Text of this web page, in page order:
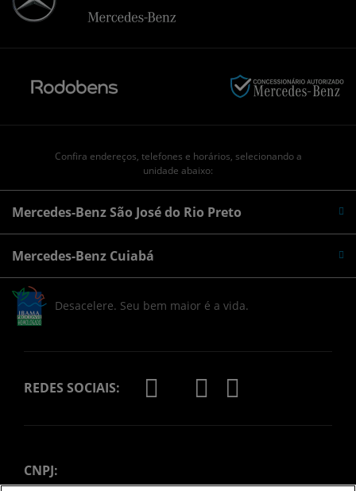
Confira endereços, telefones e horários, selecionando a
unidade abaixo:
Mercedes-Benz São José do Rio Preto
Mercedes-Benz Cuiabá
Desacelere. Seu bem maior é a vida.
REDES SOCIAIS:
CNPJ: